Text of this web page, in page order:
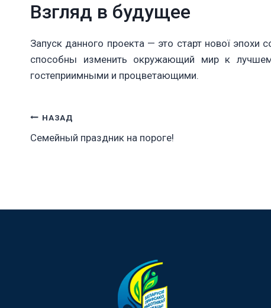
Взгляд в будущее
Запуск данного проекта — это старт нової
способны изменить окружающий мир к
гостеприимными и процветающими.
Навигация
НАЗАД
Семейный праздник на пороге!